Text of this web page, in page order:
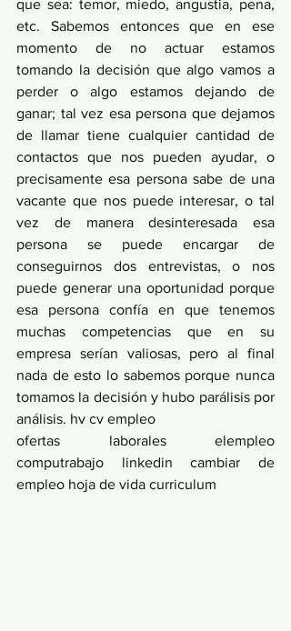
que sea: temor, miedo, angustia, pena,
etc. Sabemos entonces que en ese
momento de no actuar estamos
tomando la decisión que algo vamos a
perder o algo estamos dejando de
ganar; tal vez esa persona que dejamos
de llamar tiene cualquier cantidad de
contactos que nos pueden ayudar, o
precisamente esa persona sabe de una
vacante que nos puede interesar, o tal
vez de manera desinteresada esa
persona se puede encargar de
conseguirnos dos entrevistas, o nos
puede generar una oportunidad porque
esa persona confía en que tenemos
muchas competencias que en su
empresa serían valiosas, pero al final
nada de esto lo sabemos porque nunca
tomamos la decisión y hubo parálisis por
análisis. hv cv empleo
ofertas laborales elempleo
computrabajo linkedin cambiar de
empleo hoja de vida curriculum